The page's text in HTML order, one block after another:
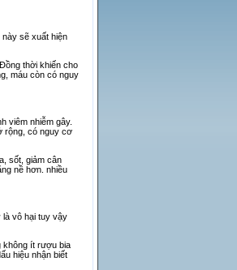
này sẽ xuất hiện
thời khiến cho
máu còn có nguy
viêm nhiễm gây.
rộng, có nguy cơ
sốt, giảm cân
nề hơn. nhiều
là vô hại tuy vậy
không ít rượu bia
hiệu nhận biết